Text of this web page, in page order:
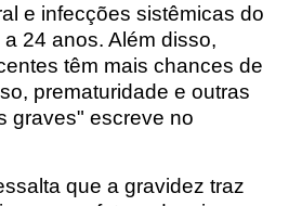
e infecções sistêmicas do
24 anos. Além disso,
têm mais chances de
prematuridade e outras
graves" escreve no
que a gravidez traz